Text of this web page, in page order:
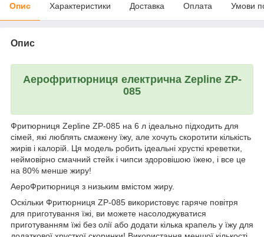
Опис Характеристики Доставка Оплата Умови
Опис
Аерофритюрниця електрична Zepline ZP-
085
Фритюрниця Zepline ZP-085 на 6 л ідеально підходить для
сімей, які люблять смажену їжу, але хочуть скоротити кількість
жирів і калорій. Ця модель робить ідеальні хрусткі креветки,
неймовірно смачний стейк і чипси здоровішою їжею, і все це
на 80% менше жиру!
АероФритюрниця з низьким вмістом жиру.
Оскільки Фритюрниця ZP-085 використовує гаряче повітря
для приготування їжі, ви можете насолоджуватися
приготуванням їжі без олії або додати кілька крапель у їжу для